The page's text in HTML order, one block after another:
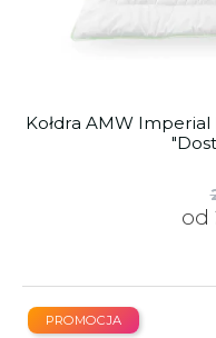
Kołdra AMW
od
PROMOCJA